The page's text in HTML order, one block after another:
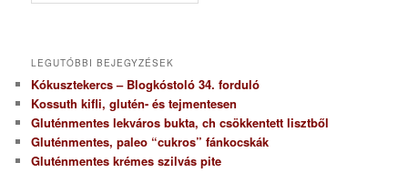
LEGUTÓBBI BEJEGYZÉSEK
Kókusztekercs – Blogkóstoló 34. forduló
Kossuth kifli, glutén- és tejmentesen
Gluténmentes lekváros bukta, ch csökkentett lisztből
Gluténmentes, paleo “cukros” fánkocskák
Gluténmentes krémes szilvás pite